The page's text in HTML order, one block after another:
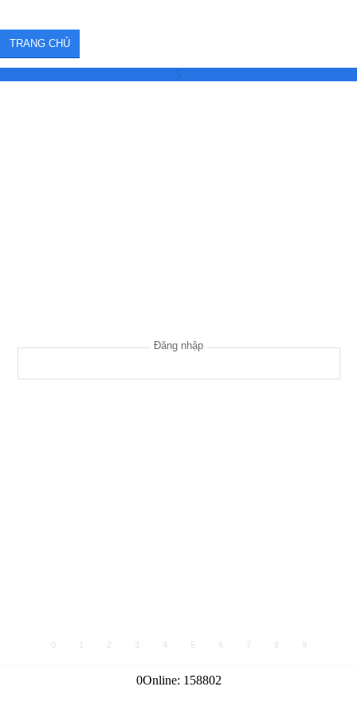
TRANG CHỦ
Đăng nhập
0 1 2 3 4 5 6 7 8 9
0Online: 158802